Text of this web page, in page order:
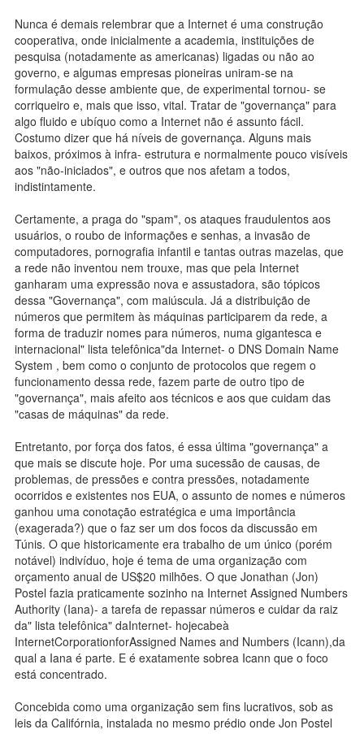
Nunca é demais relembrar que a Internet é uma construção
cooperativa, onde inicialmente a academia, instituições de
pesquisa (notadamente as americanas) ligadas ou não ao
governo, e algumas empresas pioneiras uniram-se na
formulação desse ambiente que, de experimental tornou- se
corriqueiro e, mais que isso, vital. Tratar de "governança" para
algo fluido e ubíquo como a Internet não é assunto fácil.
Costumo dizer que há níveis de governança. Alguns mais
baixos, próximos à infra- estrutura e normalmente pouco visíveis
aos "não-iniciados", e outros que nos afetam a todos,
indistintamente.
Certamente, a praga do "spam", os ataques fraudulentos aos
usuários, o roubo de informações e senhas, a invasão de
computadores, pornografia infantil e tantas outras mazelas, que
a rede não inventou nem trouxe, mas que pela Internet
ganharam uma expressão nova e assustadora, são tópicos
dessa "Governança", com maiúscula. Já a distribuição de
números que permitem às máquinas participarem da rede, a
forma de traduzir nomes para números, numa gigantesca e
internacional" lista telefônica"da Internet- o DNS Domain Name
System , bem como o conjunto de protocolos que regem o
funcionamento dessa rede, fazem parte de outro tipo de
"governança", mais afeito aos técnicos e aos que cuidam das
"casas de máquinas" da rede.
Entretanto, por força dos fatos, é essa última "governança" a
que mais se discute hoje. Por uma sucessão de causas, de
problemas, de pressões e contra pressões, notadamente
ocorridos e existentes nos EUA, o assunto de nomes e números
ganhou uma conotação estratégica e uma importância
(exagerada?) que o faz ser um dos focos da discussão em
Túnis. O que historicamente era trabalho de um único (porém
notável) indivíduo, hoje é tema de uma organização com
orçamento anual de US$20 milhões. O que Jonathan (Jon)
Postel fazia praticamente sozinho na Internet Assigned Numbers
Authority (Iana)- a tarefa de repassar números e cuidar da raiz
da" lista telefônica" daInternet- hojecabeà
InternetCorporationforAssigned Names and Numbers (Icann),da
qual a Iana é parte. E é exatamente sobrea Icann que o foco
está concentrado.
Concebida como uma organização sem fins lucrativos, sob as
leis da Califórnia, instalada no mesmo prédio onde Jon Postel